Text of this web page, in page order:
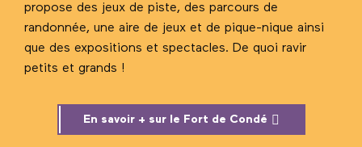
propose des jeux de piste, des parcours de
randonnée, une aire de jeux et de pique-nique ainsi
que des expositions et spectacles. De quoi ravir
petits et grands !
En savoir + sur le Fort de Condé